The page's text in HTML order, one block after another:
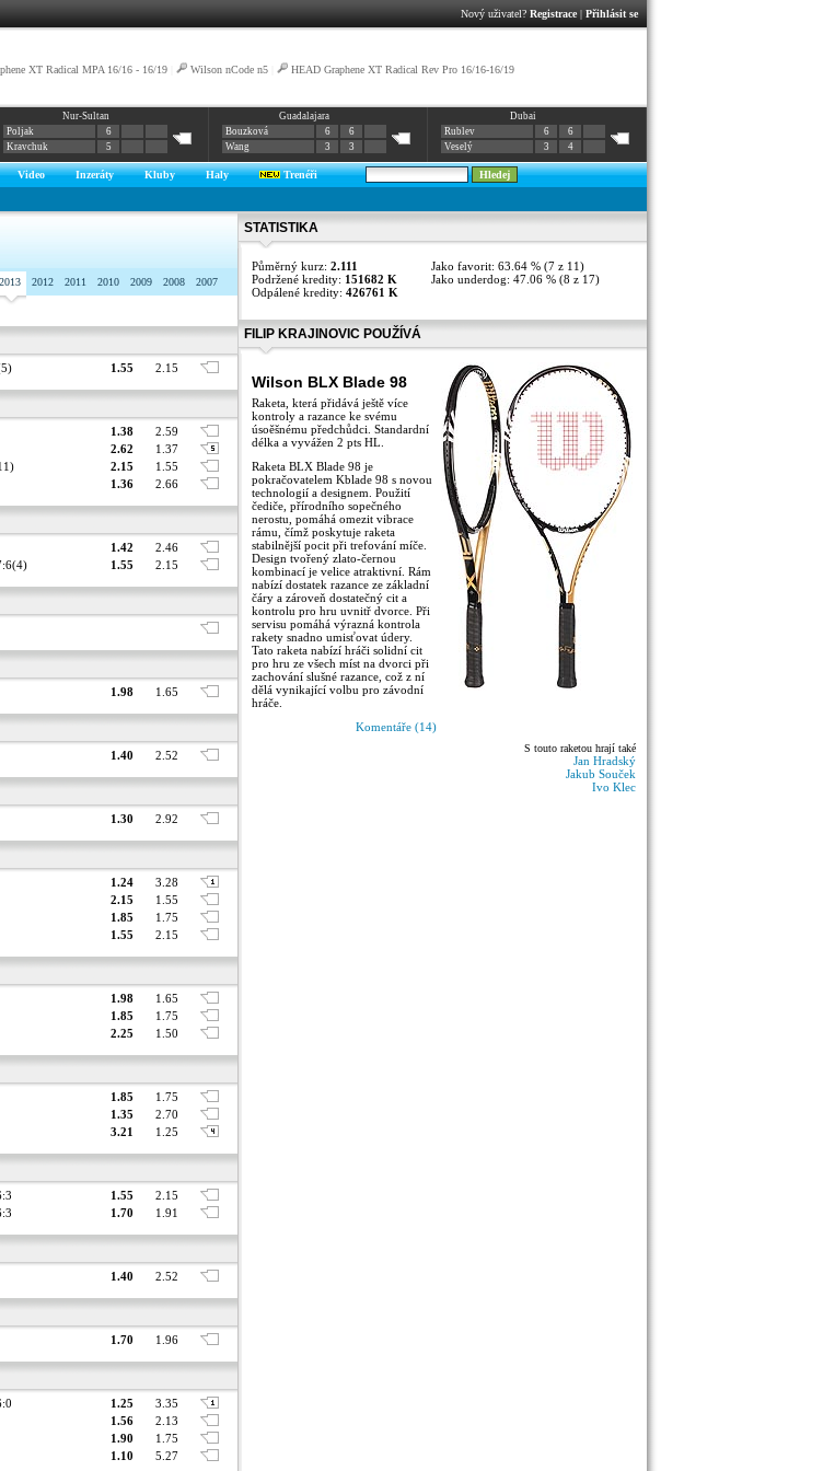
Nový uživatel? Registrace| Přihlásit se
XT Radical MPA 16/16 - 16/19 Wilson nCode n5 HEAD Graphene XT Radical Rev Pro 16/16-16/19
Nur-Sultan
Poljak
6
Kravchuk
5
Guadalajara
Bouzková
6
6
Wang
3 3
Dubai
Rublev
6
6
Veselý
3 4
Video Inzeráty Kluby Haly
Trenéři
2013 2012 2011 2010 2009 2008 2007
1.55 2.15
1.38 2.59
2.62 1.37
2.15 1.55
1.36 2.66
1.42 2.46
1.55 2.15
1.98 1.65
1.40 2.52
1.30 2.92
1.24 3.28
2.15 1.55
1.85 1.75
1.55 2.15
1.98 1.65
1.85 1.75
2.25 1.50
1.85 1.75
1.35 2.70
3.21 1.25
1.55 2.15
1.70 1.91
1.40 2.52
1.70 1.96
1.25 3.35
1.56 2.13
1.90 1.75
1.10 5.27
STATISTIKA
Půměrný kurz: 2.111
Podržené kredity: 151682 K
Odpálené kredity: 426761 K
Jako favorit: 63.64 % (7 z 11)
Jako underdog: 47.06 % (8 z 17)
FILIP KRAJINOVIC POUŽÍVÁ
Wilson BLX Blade 98
Raketa, která přidává ještě více
kontroly a razance ke svému
úsoěšnému předchůdci. Standardní
délka a vyvážen 2 pts HL.
Raketa BLX Blade 98 je
pokračovatelem Kblade 98 s novou
technologií a designem. Použití
čediče, přírodního sopečného
nerostu, pomáhá omezit vibrace
rámu, čímž poskytuje raketa
stabilnější pocit při trefování míče.
Design tvořený zlato-černou
kombinací je velice atraktivní. Rám
nabízí dostatek razance ze základní
čáry a zároveň dostatečný cit a
kontrolu pro hru uvnitř dvorce. Při
servisu pomáhá výrazná kontrola
rakety snadno umisťovat údery.
Tato raketa nabízí hráči solidní cit
pro hru ze všech míst na dvorci při
zachování slušné razance, což z ní
dělá vynikající volbu pro závodní
hráče.
Komentáře (14)
S touto raketou hrají také
Jan Hradský
Jakub Souček
Ivo Klec